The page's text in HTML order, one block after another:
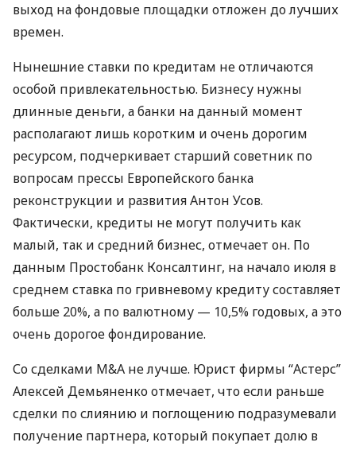
выход на фондовые площадки отложен до лучших
времен.
Нынешние ставки по кредитам не отличаются
особой привлекательностью. Бизнесу нужны
длинные деньги, а банки на данный момент
располагают лишь коротким и очень дорогим
ресурсом, подчеркивает старший советник по
вопросам прессы Европейского банка
реконструкции и развития Антон Усов.
Фактически, кредиты не могут получить как
малый, так и средний бизнес, отмечает он. По
данным Простобанк Консалтинг, на начало июля в
среднем ставка по гривневому кредиту составляет
больше 20%, а по валютному — 10,5% годовых, а это
очень дорогое фондирование.
Со сделками M&A не лучше. Юрист фирмы “Астерс”
Алексей Демьяненко отмечает, что если раньше
сделки по слиянию и поглощению подразумевали
получение партнера, который покупает долю в